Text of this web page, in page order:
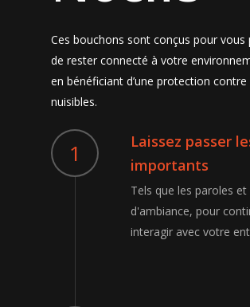
Ces bouchons sont conçus pour vous
de rester connecté à votre
en bénéficiant d’une protection contre
nuisibles.
1
Laissez passer
importants
Tels que les paroles et
d'ambiance, pour
interagir avec votre